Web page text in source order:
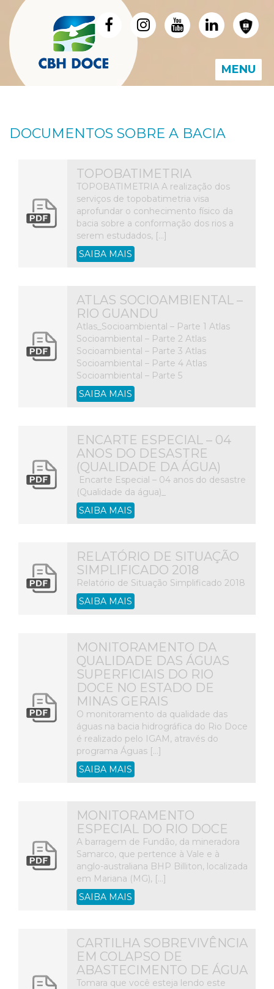
MENU
DOCUMENTOS SOBRE A BACIA
TOPOBATIMETRIA
TOPOBATIMETRIA A realização dos
serviços de topobatimetria visa
aprofundar o conhecimento físico da
bacia sobre a conformação dos rios a
serem estudados, […]
SAIBA MAIS
ATLAS SOCIOAMBIENTAL –
RIO GUANDU
Atlas_Socioambiental – Parte 1 Atlas
Socioambiental – Parte 2 Atlas
Socioambiental – Parte 3 Atlas
Socioambiental – Parte 4 Atlas
Socioambiental – Parte 5
SAIBA MAIS
ENCARTE ESPECIAL – 04
ANOS DO DESASTRE
(QUALIDADE DA ÁGUA)
Encarte Especial – 04 anos do desastre
(Qualidade da água)_
SAIBA MAIS
RELATÓRIO DE SITUAÇÃO
SIMPLIFICADO 2018
Relatório de Situação Simplificado 2018
SAIBA MAIS
MONITORAMENTO DA
QUALIDADE DAS ÁGUAS
SUPERFICIAIS DO RIO
DOCE NO ESTADO DE
MINAS GERAIS
O monitoramento da qualidade das
águas na bacia hidrográfica do Rio Doce
é realizado pelo IGAM, através do
programa Águas […]
SAIBA MAIS
MONITORAMENTO
ESPECIAL DO RIO DOCE
A barragem de Fundão, da mineradora
Samarco, que pertence à Vale e à
anglo-australiana BHP Billiton, localizada
em Mariana (MG), […]
SAIBA MAIS
CARTILHA SOBREVIVÊNCIA
EM COLAPSO DE
ABASTECIMENTO DE ÁGUA
Tomara que você esteja lendo este